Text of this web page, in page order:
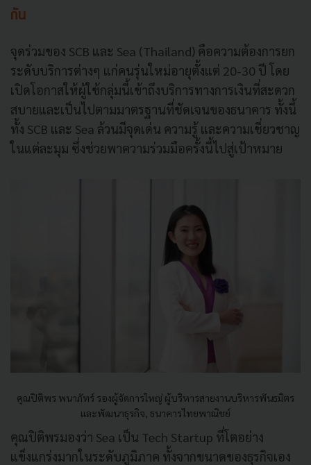
กัน
จุดร่วมของ SCB และ Sea (Thailand) คือความต้องการยก
ระดับบริการต่างๆ แก่คนรุ่นใหม่อายุตั้งแต่ 20-30 ปี โดย
เปิดโอกาสให้ผู้ใช้กลุ่มนี้เข้าถึงบริการทางการเงินที่สะดวก
สบายและเป็นไปตามมาตรฐานที่ชัดเจนของธนาคาร ทั้งนี้
ทั้ง SCB และ Sea ล้วนมีจุดเด่น ความรู้ และความเชี่ยวชาญ
ในแต่ละมุม ซึ่งช่วยพาความร่วมมือครั้งนี้ไปสู่เป้าหมาย
คุณปิติพร พนาภัทร์ รองผู้จัดการใหญ่ ผู้บริหารสายงานบริหารพันธมิตร
และพัฒนาธุรกิจ, ธนาคารไทยพาณิชย์
คุณปิติพรมองว่า Sea เป็น Tech Startup ที่โตอย่าง
แข็งแกร่งมากในระดับภูมิภาค ทั้งจากขนาดของธุรกิจเอง